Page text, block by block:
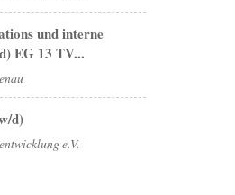
und interne
EG 13 TV...
d)
e.V.